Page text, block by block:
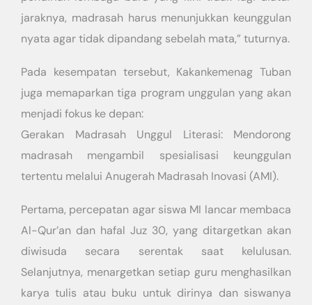
jaraknya, madrasah harus menunjukkan keunggulan
nyata agar tidak dipandang sebelah mata,” tuturnya.
​Pada kesempatan tersebut, Kakankemenag Tuban
juga memaparkan tiga program unggulan yang akan
menjadi fokus ke depan:
​Gerakan Madrasah Unggul Literasi: Mendorong
madrasah mengambil spesialisasi keunggulan
tertentu melalui Anugerah Madrasah Inovasi (AMI).
Pertama, percepatan agar siswa MI lancar membaca
Al-Qur’an dan hafal Juz 30, yang ditargetkan akan
diwisuda secara serentak saat kelulusan.
Selanjutnya, menargetkan setiap guru menghasilkan
karya tulis atau buku untuk dirinya dan siswanya